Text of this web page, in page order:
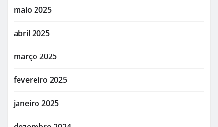
maio 2025
abril 2025
março 2025
fevereiro 2025
janeiro 2025